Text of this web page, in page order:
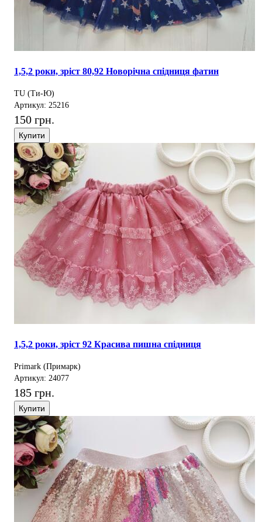
1,5,2 роки, зріст 80,92 Новорічна спідниця фатин
TU (Ти-Ю)
Артикул: 25216
150 грн.
Купити
1,5,2 роки, зріст 92 Красива пишна спідниця
Primark (Примарк)
Артикул: 24077
185 грн.
Купити